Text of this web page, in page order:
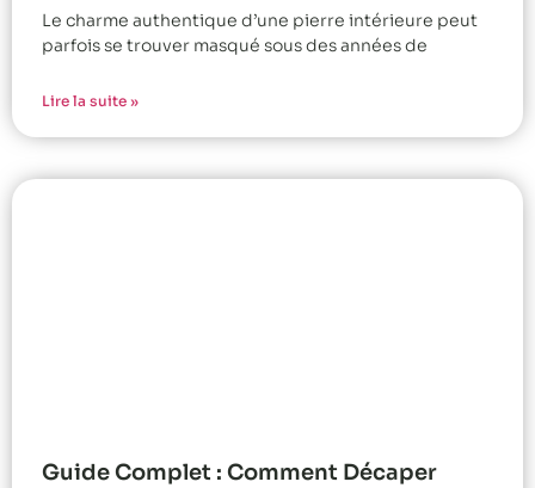
Le charme authentique d’une pierre intérieure peut
parfois se trouver masqué sous des années de
Lire la suite »
Guide Complet : Comment Décaper